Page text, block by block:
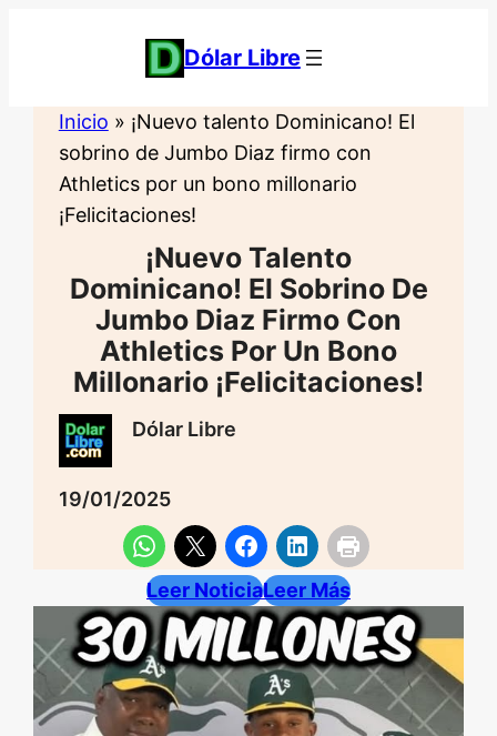
Dólar Libre
Inicio » ¡Nuevo talento Dominicano! El
sobrino de Jumbo Diaz firmo con
Athletics por un bono millonario
¡Felicitaciones!
¡Nuevo Talento
Dominicano! El Sobrino De
Jumbo Diaz Firmo Con
Athletics Por Un Bono
Millonario ¡Felicitaciones!
Dólar Libre
19/01/2025
Leer NoticiaLeer Más